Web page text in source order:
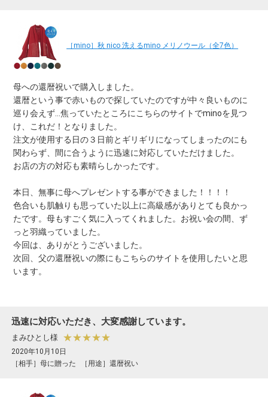
［mino］秋 nico 洗えるmino メリノウール（全7色）
母への還暦祝いで購入しました。
還暦という事で赤いもので探していたのですが中々良いものに
巡り会えず…焦っていたところにこちらのサイトでminoを見つ
け、これだ！となりました。
注文が使用する日の３日前とギリギリになってしまったのにも
関わらず、間に合うように迅速に対応していただけました。
お店の方の対応も素晴らしかったです。
本日、無事に母へプレゼントする事ができました！！！！
色合いも肌触りも思っていた以上に高級感がありとても良かっ
たです。母もすごく気に入ってくれました。お祝い会の間、ず
っと羽織っていました。
今回は、ありがとうございました。
次回、父の還暦祝いの際にもこちらのサイトを使用したいと思
います。
迅速に対応いただき、大変感謝しています。
まみひとし様 ★★★★★
2020年10月10日
［相手］母に贈った
［用途］還暦祝い